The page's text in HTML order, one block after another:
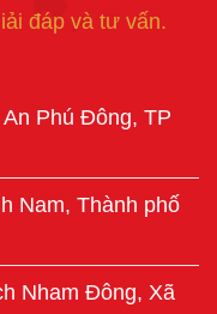
đáp và tư vấn.
Phú Đông, TP
Nam, Thành phố
Nham Đông, Xã